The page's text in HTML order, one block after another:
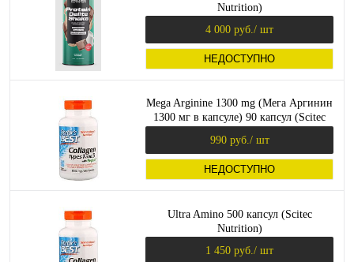
Nutrition)
4 000 руб. / шт
НЕДОСТУПНО
Mega Arginine 1300 mg (Мега Аргинин
1300 мг в капсуле) 90 капсул (Scitec
990 руб. / шт
НЕДОСТУПНО
Ultra Amino 500 капсул (Scitec
Nutrition)
1 450 руб. / шт